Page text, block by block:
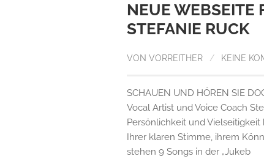
NEUE WEBSEITE
STEFANIE RUCK
VON VORREITHER / KEINE
SCHAUEN UND HÖREN SIE
Vocal Artist und Voice Coach
Persönlichkeit und
Ihrer klaren Stimme, ihrem
stehen 9 Songs in der „Jukeb